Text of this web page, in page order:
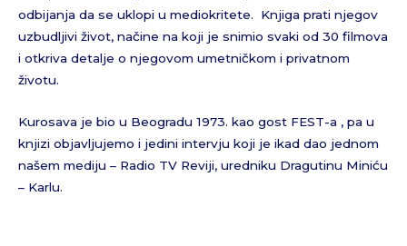
odbijanja da se uklopi u mediokritete. Knjiga prati njegov
uzbudljivi život, načine na koji je snimio svaki od 30 filmova
i otkriva detalje o njegovom umetničkom i privatnom
životu.
Kurosava je bio u Beogradu 1973. kao gost FEST-a , pa u
knjizi objavljujemo i jedini intervju koji je ikad dao jednom
našem mediju – Radio TV Reviji, uredniku Dragutinu Miniću
– Karlu.